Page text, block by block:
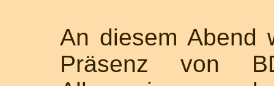
An diesem Abend
Präsenz von